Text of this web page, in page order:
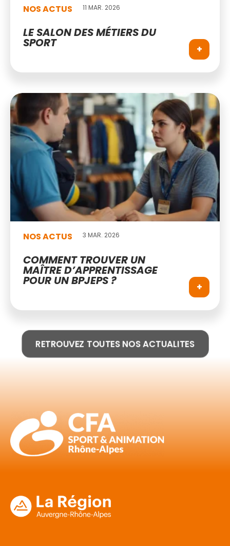
NOS ACTUS 11 MAR. 2026
LE SALON DES MÉTIERS DU
SPORT +
NOS ACTUS 3 MAR. 2026
COMMENT TROUVER UN
MAÎTRE D’APPRENTISSAGE
POUR UN BPJEPS ? +
RETROUVEZ TOUTES NOS ACTUALITES